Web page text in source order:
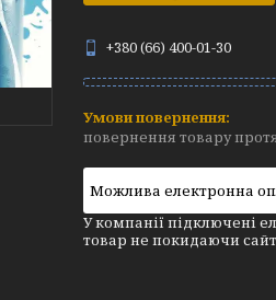
+380 (66) 400-01-30
повернення товару
У компанії підключені
товар не покидаючи